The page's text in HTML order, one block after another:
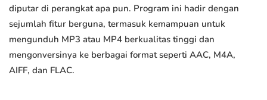
diputar di perangkat apa pun. Program ini hadir dengan
sejumlah fitur berguna, termasuk kemampuan untuk
mengunduh MP3 atau MP4 berkualitas tinggi dan
mengonversinya ke berbagai format seperti AAC, M4A,
AIFF, dan FLAC.